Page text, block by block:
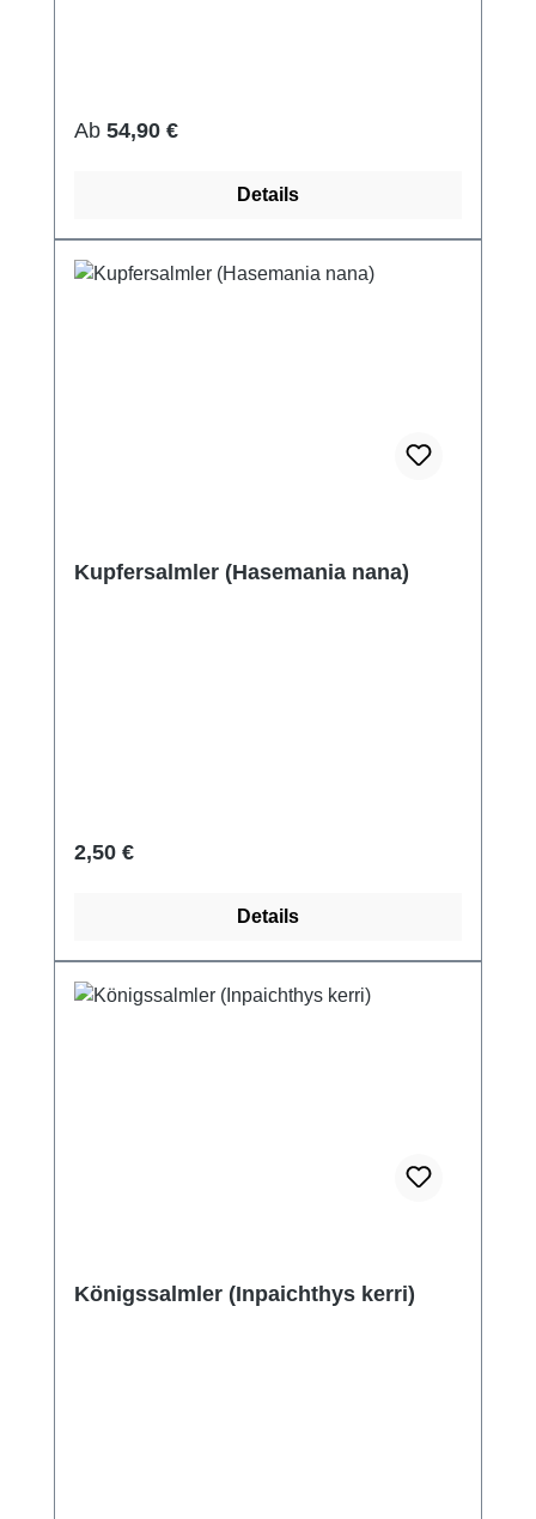
Regulärer Preis:
Ab 54,90 €
Details
Kupfersalmler (Hasemania nana)
Regulärer Preis:
2,50 €
Details
Königssalmler (Inpaichthys kerri)